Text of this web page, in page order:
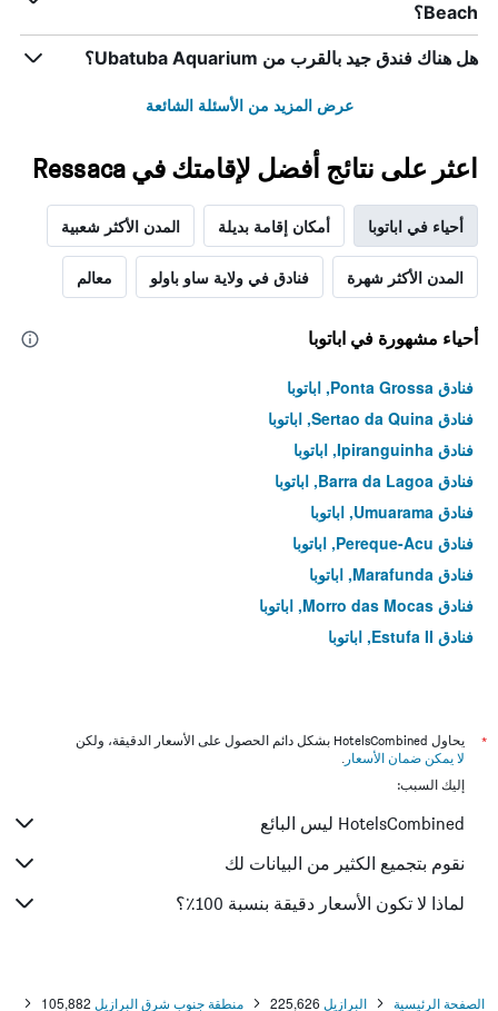
Beach؟
هل هناك فندق جيد بالقرب من Ubatuba Aquarium؟
عرض المزيد من الأسئلة الشائعة
اعثر على نتائج أفضل لإقامتك في Ressaca
أحياء في اباتوبا أمكان إقامة بديلة المدن الأكثر شعبية
المدن الأكثر شهرة فنادق في ولاية ساو باولو معالم
أحياء مشهورة في اباتوبا
فنادق Ponta Grossa, اباتوبا
فنادق Sertao da Quina, اباتوبا
فنادق Ipiranguinha, اباتوبا
فنادق Barra da Lagoa, اباتوبا
فنادق Umuarama, اباتوبا
فنادق Pereque-Acu, اباتوبا
فنادق Marafunda, اباتوبا
فنادق Morro das Mocas, اباتوبا
فنادق Estufa II, اباتوبا
*
يحاول HotelsCombined بشكل دائم الحصول على الأسعار الدقيقة، ولكن
لا يمكن ضمان الأسعار .
إليك السبب:
HotelsCombined ليس البائع
نقوم بتجميع الكثير من البيانات لك
لماذا لا تكون الأسعار دقيقة بنسبة 100٪؟
الصفحة الرئيسية البرازيل 225,626 منطقة جنوب شرق البرازيل 105,882